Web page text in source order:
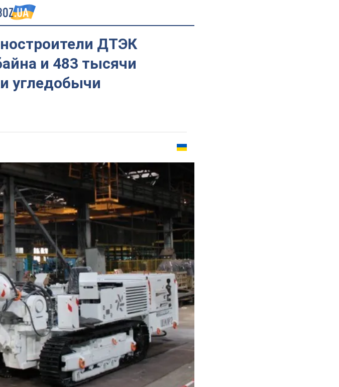
ДТЭК
и 483 тысячи
угледобычи